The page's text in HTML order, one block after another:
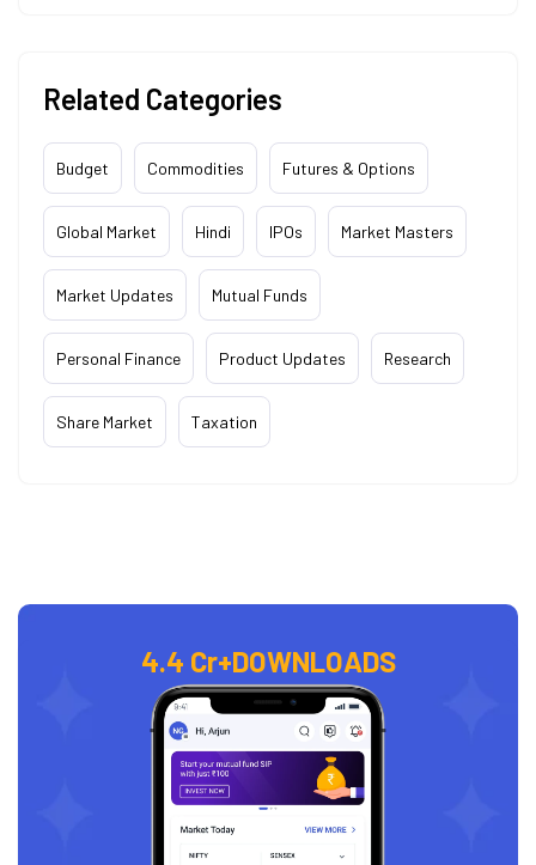
Related Categories
Budget Commodities Futures & Options
Global Market Hindi IPOs Market Masters
Market Updates Mutual Funds
Personal Finance Product Updates Research
Share Market Taxation
4.4 Cr+DOWNLOADS